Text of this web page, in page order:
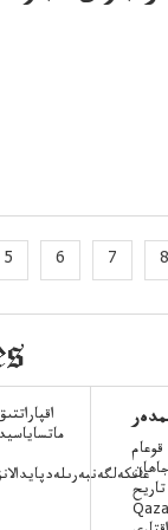
5 6 7 8
قوعام
تاريح